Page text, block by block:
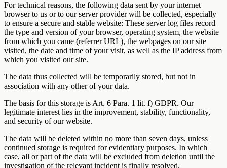
For technical reasons, the following data sent by your internet
browser to us or to our server provider will be collected, especially
to ensure a secure and stable website: These server log files record
the type and version of your browser, operating system, the website
from which you came (referrer URL), the webpages on our site
visited, the date and time of your visit, as well as the IP address from
which you visited our site.
The data thus collected will be temporarily stored, but not in
association with any other of your data.
The basis for this storage is Art. 6 Para. 1 lit. f) GDPR. Our
legitimate interest lies in the improvement, stability, functionality,
and security of our website.
The data will be deleted within no more than seven days, unless
continued storage is required for evidentiary purposes. In which
case, all or part of the data will be excluded from deletion until the
investigation of the relevant incident is finally resolved.